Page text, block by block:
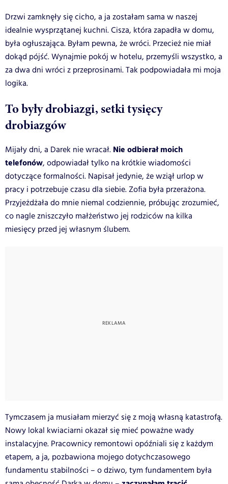
Drzwi zamknęły się cicho, a ja zostałam sama w naszej
idealnie wysprzątanej kuchni. Cisza, która zapadła w domu,
była ogłuszająca. Byłam pewna, że wróci. Przecież nie miał
dokąd pójść. Wynajmie pokój w hotelu, przemyśli wszystko, a
za dwa dni wróci z przeprosinami. Tak podpowiadała mi moja
logika.
To były drobiazgi, setki tysięcy
drobiazgów
Mijały dni, a Darek nie wracał. Nie odbierał moich
telefonów, odpowiadał tylko na krótkie wiadomości
dotyczące formalności. Napisał jedynie, że wziął urlop w
pracy i potrzebuje czasu dla siebie. Zofia była przerażona.
Przyjeżdżała do mnie niemal codziennie, próbując zrozumieć,
co nagle zniszczyło małżeństwo jej rodziców na kilka
miesięcy przed jej własnym ślubem.
Tymczasem ja musiałam mierzyć się z moją własną katastrofą.
Nowy lokal kwiaciarni okazał się mieć poważne wady
instalacyjne. Pracownicy remontowi opóźniali się z każdym
etapem, a ja, pozbawiona mojego dotychczasowego
fundamentu stabilności – o dziwo, tym fundamentem była